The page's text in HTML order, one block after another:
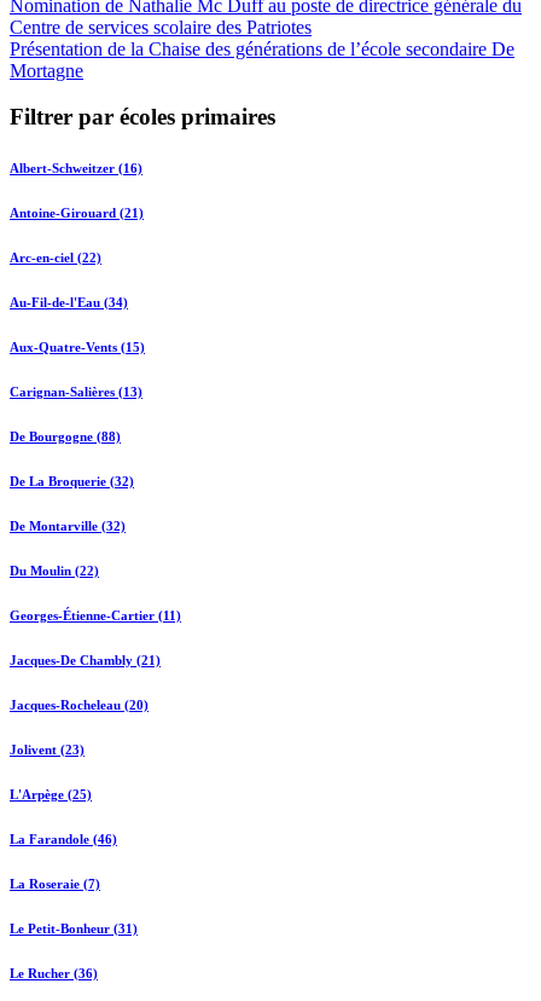
Nomination de Nathalie Mc Duff au poste de directrice générale du
Centre de services scolaire des Patriotes
Présentation de la Chaise des générations de l’école secondaire De
Mortagne
Filtrer par écoles primaires
Albert-Schweitzer (16)
Antoine-Girouard (21)
Arc-en-ciel (22)
Au-Fil-de-l'Eau (34)
Aux-Quatre-Vents (15)
Carignan-Salières (13)
De Bourgogne (88)
De La Broquerie (32)
De Montarville (32)
Du Moulin (22)
Georges-Étienne-Cartier (11)
Jacques-De Chambly (21)
Jacques-Rocheleau (20)
Jolivent (23)
L'Arpège (25)
La Farandole (46)
La Roseraie (7)
Le Petit-Bonheur (31)
Le Rucher (36)